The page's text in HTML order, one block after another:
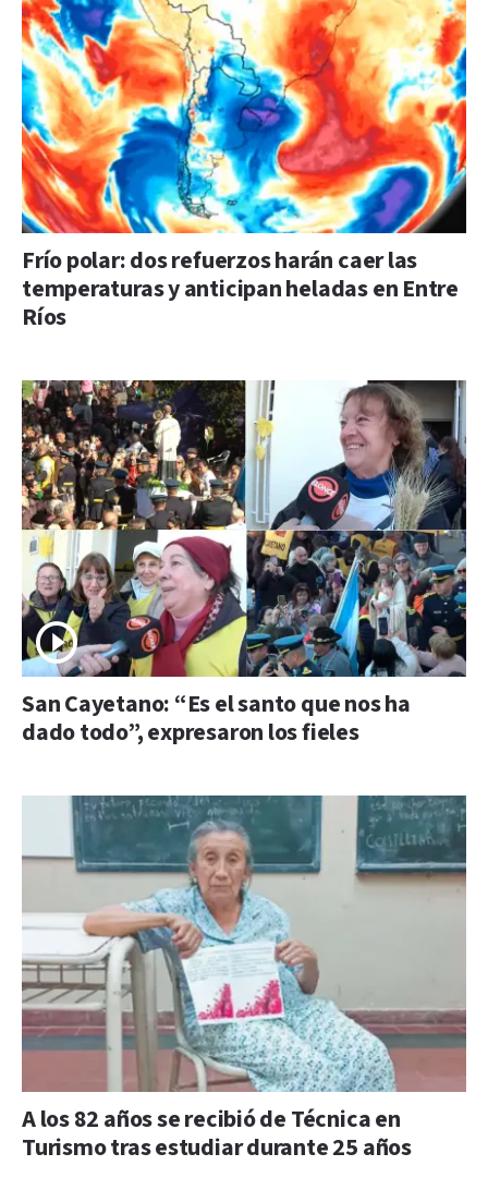
Frío polar: dos refuerzos harán caer las
temperaturas y anticipan heladas en Entre
Ríos
San Cayetano: “Es el santo que nos ha
dado todo”, expresaron los fieles
A los 82 años se recibió de Técnica en
Turismo tras estudiar durante 25 años